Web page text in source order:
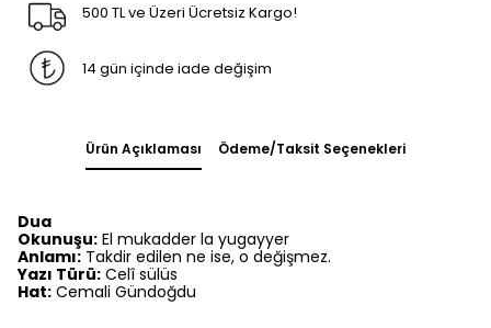
500 TL ve Üzeri Ücretsiz Kargo!
14 gün içinde iade değişim
Ürün Açıklaması Ödeme/Taksit Seçenekleri
Dua
Okunuşu: El mukadder la yugayyer
Anlamı: Takdir edilen ne ise, o değişmez.
Yazı Türü: Celî sülüs
Hat: Cemali Gündoğdu